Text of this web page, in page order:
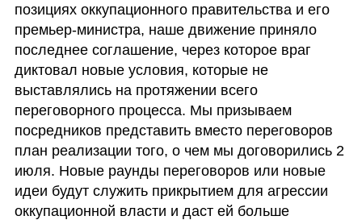
позициях оккупационного правительства и его
премьер-министра, наше движение приняло
последнее соглашение, через которое враг
диктовал новые условия, которые не
выставлялись на протяжении всего
переговорного процесса. Мы призываем
посредников представить вместо переговоров
план реализации того, о чем мы договорились 2
июля. Новые раунды переговоров или новые
идеи будут служить прикрытием для агрессии
оккупационной власти и даст ей больше